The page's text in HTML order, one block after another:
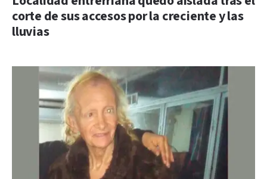
corte de sus accesos por la creciente y las
lluvias